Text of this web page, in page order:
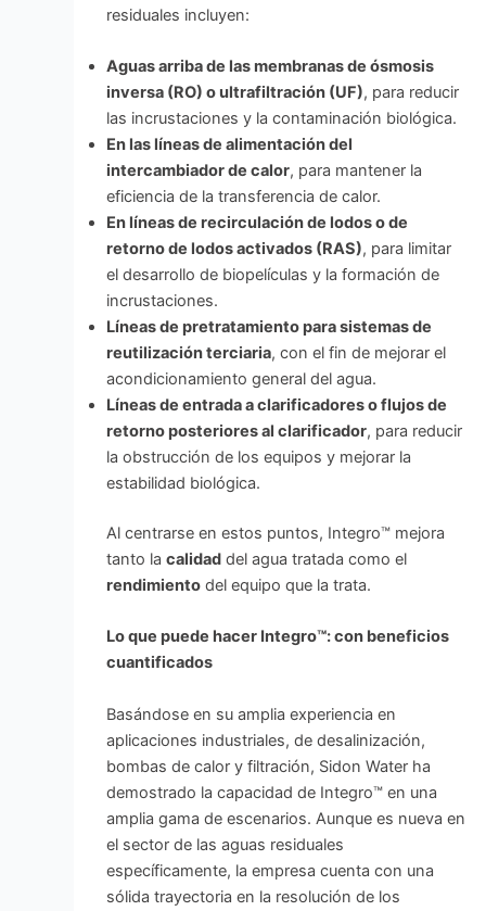
residuales incluyen:
Aguas arriba de las membranas de ósmosis
inversa (RO) o ultrafiltración (UF), para reducir
las incrustaciones y la contaminación biológica.
En las líneas de alimentación del
intercambiador de calor, para mantener la
eficiencia de la transferencia de calor.
En líneas de recirculación de lodos o de
retorno de lodos activados (RAS), para limitar
el desarrollo de biopelículas y la formación de
incrustaciones.
Líneas de pretratamiento para sistemas de
reutilización terciaria, con el fin de mejorar el
acondicionamiento general del agua.
Líneas de entrada a clarificadores o flujos de
retorno posteriores al clarificador, para reducir
la obstrucción de los equipos y mejorar la
estabilidad biológica.
Al centrarse en estos puntos, Integro™ mejora
tanto la calidaddel agua tratada como el
rendimientodel equipo que la trata.
Lo que puede hacer Integro™: con beneficios
cuantificados
Basándose en su amplia experiencia en
aplicaciones industriales, de desalinización,
bombas de calor y filtración, Sidon Water ha
demostrado la capacidad de Integro™ en una
amplia gama de escenarios. Aunque es nueva en
el sector de las aguas residuales
específicamente, la empresa cuenta con una
sólida trayectoria en la resolución de los